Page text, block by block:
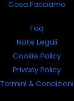
Cosa Facciamo
Faq
Note Legali
Cookie Policy
Privacy Policy
Termini & Condizioni